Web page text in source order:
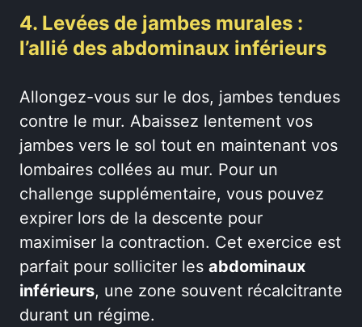
4. Levées de jambes murales :
l’allié des abdominaux inférieurs
Allongez-vous sur le dos, jambes tendues
contre le mur. Abaissez lentement vos
jambes vers le sol tout en maintenant vos
lombaires collées au mur. Pour un
challenge supplémentaire, vous pouvez
expirer lors de la descente pour
maximiser la contraction. Cet exercice est
parfait pour solliciter les abdominaux
inférieurs, une zone souvent récalcitrante
durant un régime.